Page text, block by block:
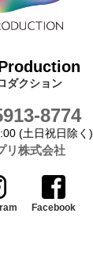
ダクション
8774
(土日祝日除く)
リ株式会社
Facebook